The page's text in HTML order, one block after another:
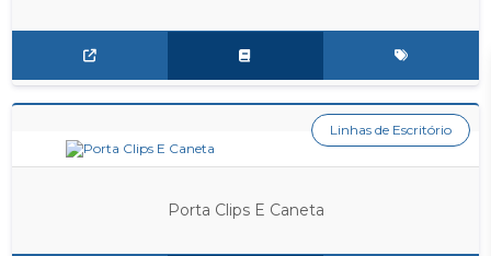
Porta Clips E Caneta
Linhas de Escritório